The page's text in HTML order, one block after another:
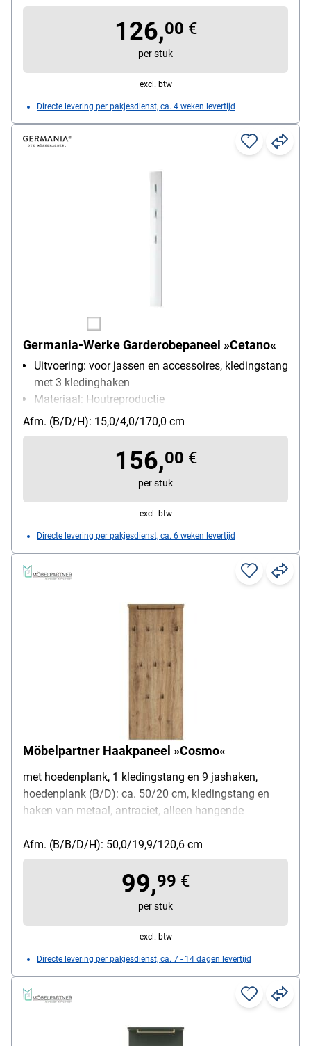
126,00 €
per stuk
excl. btw
Directe levering per pakjesdienst, ca. 4 weken levertijd
Germania-Werke Garderobepaneel »Cetano«
Uitvoering: voor jassen en accessoires, kledingstang
met 3 kledinghaken
Materiaal: Houtreproductie
Afm. (B/D/H): 15,0/4,0/170,0 cm
156,00 €
per stuk
excl. btw
Directe levering per pakjesdienst, ca. 6 weken levertijd
Möbelpartner Haakpaneel »Cosmo«
met hoedenplank, 1 kledingstang en 9 jashaken,
hoedenplank (B/D): ca. 50/20 cm, kledingstang en
haken van metaal, antraciet, alleen hangende
gewicht: 11 kg
Afm. (B/B/D/H): 50,0/19,9/120,6 cm
99,99 €
per stuk
excl. btw
Directe levering per pakjesdienst, ca. 7 - 14 dagen levertijd